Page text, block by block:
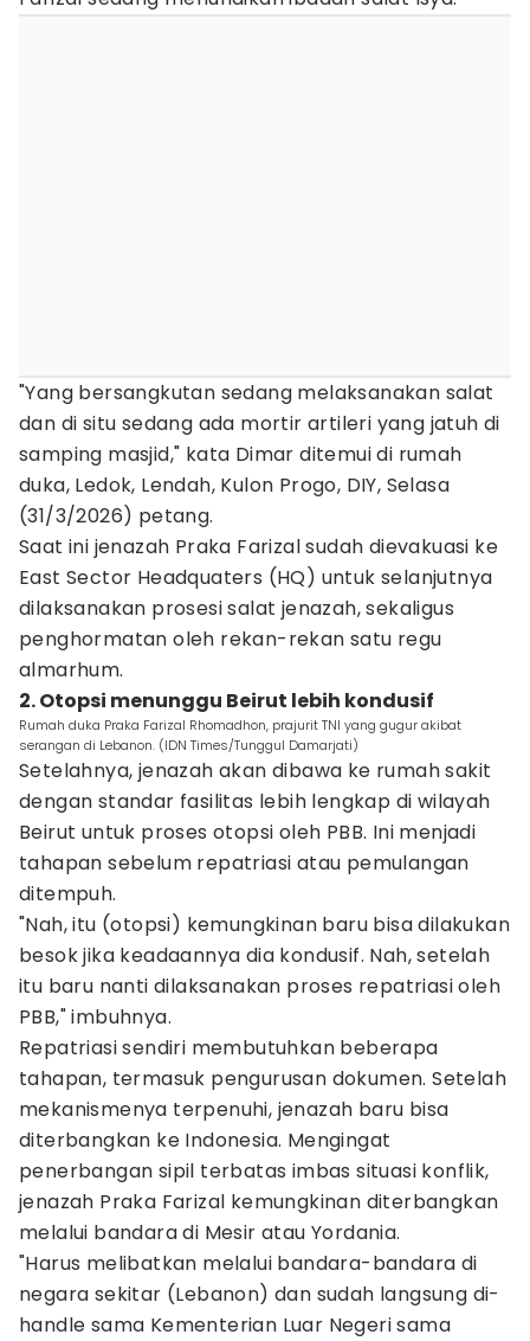
"Yang bersangkutan sedang melaksanakan salat
dan di situ sedang ada mortir artileri yang jatuh di
samping masjid," kata Dimar ditemui di rumah
duka, Ledok, Lendah, Kulon Progo, DIY, Selasa
(31/3/2026) petang.
Saat ini jenazah Praka Farizal sudah dievakuasi ke
East Sector Headquaters (HQ) untuk selanjutnya
dilaksanakan prosesi salat jenazah, sekaligus
penghormatan oleh rekan-rekan satu regu
almarhum.
2. Otopsi menunggu Beirut lebih kondusif
Rumah duka Praka Farizal Rhomadhon, prajurit TNI yang gugur akibat
serangan di Lebanon. (IDN Times/Tunggul Damarjati)
Setelahnya, jenazah akan dibawa ke rumah sakit
dengan standar fasilitas lebih lengkap di wilayah
Beirut untuk proses otopsi oleh PBB. Ini menjadi
tahapan sebelum repatriasi atau pemulangan
ditempuh.
"Nah, itu (otopsi) kemungkinan baru bisa dilakukan
besok jika keadaannya dia kondusif. Nah, setelah
itu baru nanti dilaksanakan proses repatriasi oleh
PBB," imbuhnya.
Repatriasi sendiri membutuhkan beberapa
tahapan, termasuk pengurusan dokumen. Setelah
mekanismenya terpenuhi, jenazah baru bisa
diterbangkan ke Indonesia. Mengingat
penerbangan sipil terbatas imbas situasi konflik,
jenazah Praka Farizal kemungkinan diterbangkan
melalui bandara di Mesir atau Yordania.
"Harus melibatkan melalui bandara-bandara di
negara sekitar (Lebanon) dan sudah langsung di-
handle sama Kementerian Luar Negeri sama